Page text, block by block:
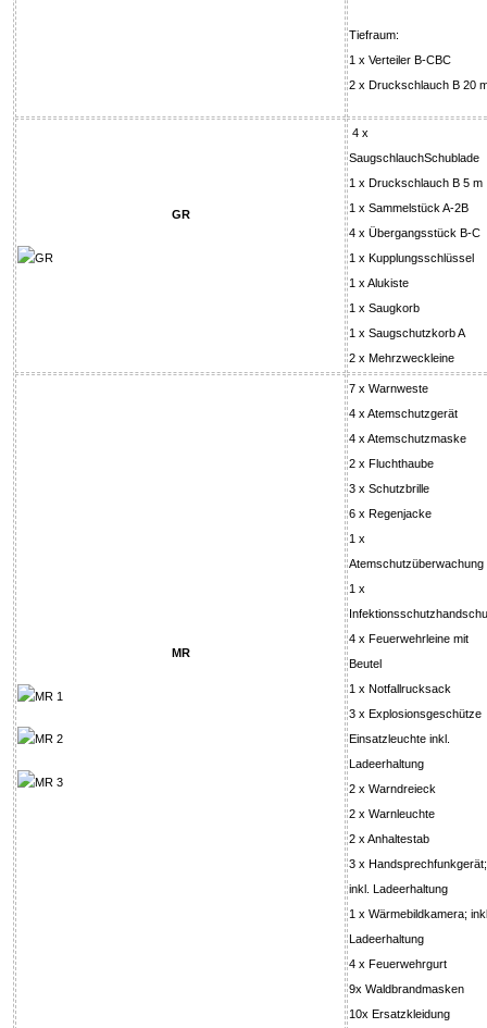
Tiefraum:
1 x Verteiler B-CBC
2 x Druckschlauch B 20
GR
4 x
SaugschlauchSchublade
1 x Druckschlauch B 5 m
1 x Sammelstück A-2B
4 x Übergangsstück B-C
1 x Kupplungsschlüssel
1 x Alukiste
1 x Saugkorb
1 x Saugschutzkorb A
2 x Mehrzweckleine
MR
7 x Warnweste
4 x Atemschutzgerät
4 x Atemschutzmaske
2 x Fluchthaube
3 x Schutzbrille
6 x Regenjacke
1 x
Atemschutzüberwachung
1 x
4 x Feuerwehrleine mit
Beutel
1 x Notfallrucksack
3 x Explosionsgeschütze
Einsatzleuchte inkl.
Ladeerhaltung
2 x Warndreieck
2 x Warnleuchte
2 x Anhaltestab
3 x Handsprechfunkgerät;
inkl. Ladeerhaltung
1 x Wärmebildkamera;
Ladeerhaltung
4 x Feuerwehrgurt
9x Waldbrandmasken
10x Ersatzkleidung